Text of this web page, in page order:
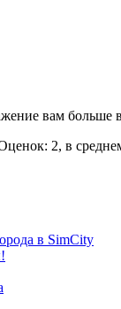
вам больше
2, в
в SimCity